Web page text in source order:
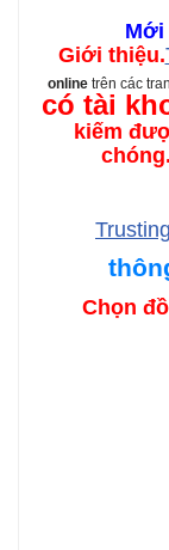
Mới
Giới thiệu.
onlinetrên các
có tài
kiếm
chóng.
Chọn